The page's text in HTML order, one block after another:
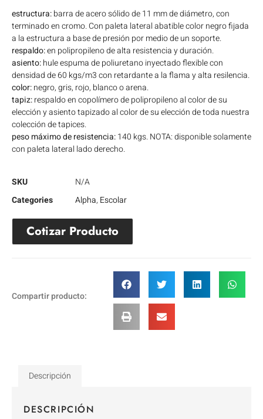
estructura:barra de acero sólido de 11 mm de diámetro, con
terminado en cromo. Con paleta lateral abatible color negro fijada
a la estructura a base de presión por medio de un soporte.
respaldo:en polipropileno de alta resistencia y duración.
asiento:hule espuma de poliuretano inyectado flexible con
densidad de 60 kgs/m3 con retardante a la flama y alta resilencia.
color:negro, gris, rojo, blanco o arena.
tapiz:respaldo en copolímero de polipropileno al color de su
elección y asiento tapizado al color de su elección de toda nuestra
colección de tapices.
peso máximo de resistencia:140 kgs. NOTA: disponible solamente
con paleta lateral lado derecho.
SKU
N/A
Categories
Alpha, Escolar
Cotizar Producto
Compartir producto:
Descripción
DESCRIPCIÓN